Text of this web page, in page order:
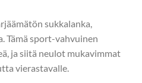
sukkalanka,
Tämä sport-vahvuinen
ja siitä neulot mukavimmat
vierastavalle.